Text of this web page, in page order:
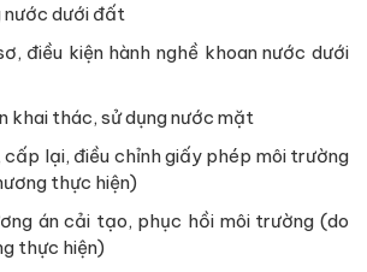
nước dưới đất
điều kiện hành nghề khoan nước dưới
khai thác, sử dụng nước mặt
cấp lại, điều chỉnh giấy phép môi trường
thực hiện)
án cải tạo, phục hồi môi trường (do
thực hiện)